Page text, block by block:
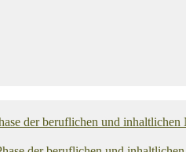
beruflichen und inhaltlichen